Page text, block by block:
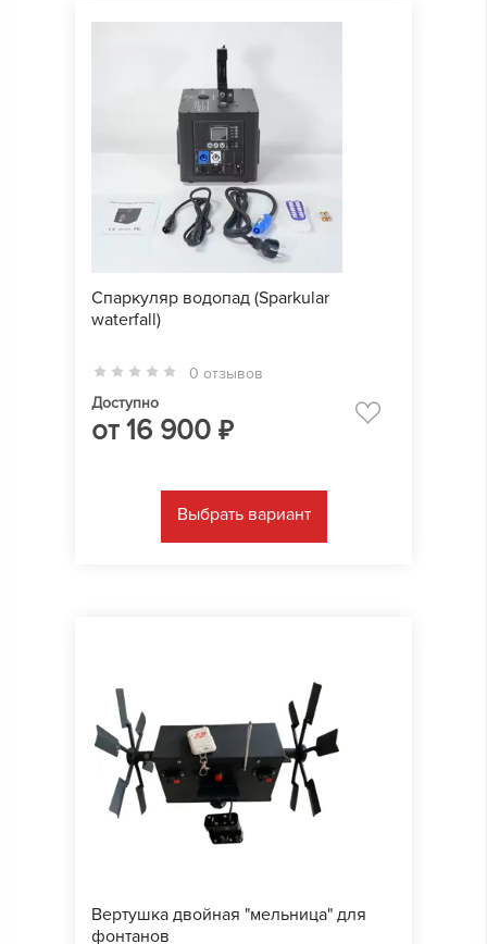
Спаркуляр водопад (Sparkular
waterfall)
0 отзывов
Доступно
от16 900 ₽
Выбрать вариант
Вертушка двойная "мельница" для
фонтанов